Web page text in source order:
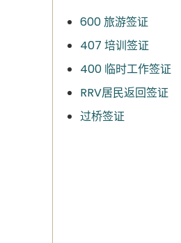
600 旅游签证
407 培训签证
400 临时工作签证
RRV居民返回签证
过桥签证